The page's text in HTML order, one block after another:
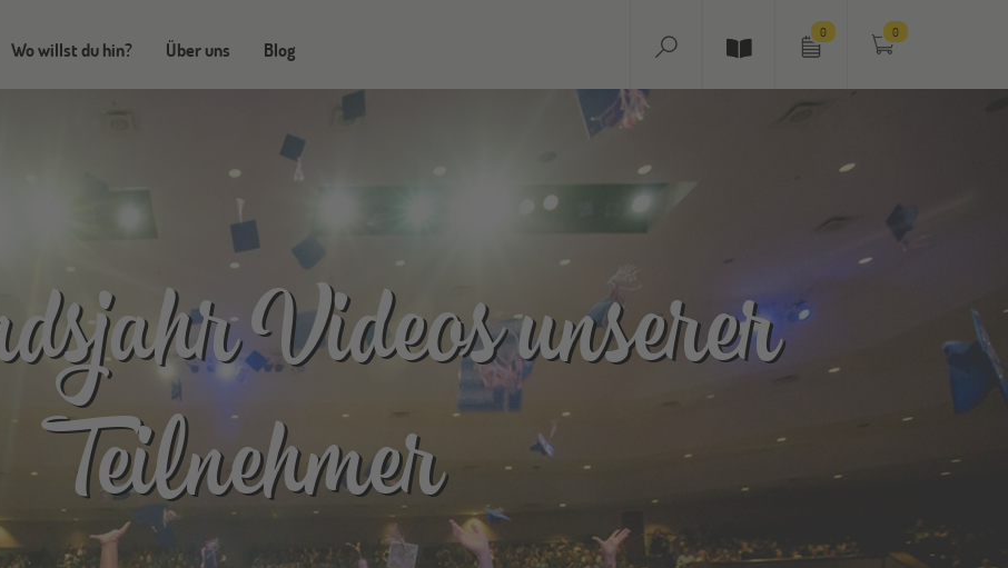
Wo willst du hin? Über uns Blog
0 0
Videos unserer
Teilnehmer